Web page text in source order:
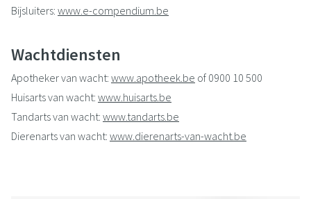
Bijsluiters: www.e-compendium.be
Wachtdiensten
Apotheker van wacht: www.apotheek.be of 0900 10 500
Huisarts van wacht: www.huisarts.be
Tandarts van wacht: www.tandarts.be
Dierenarts van wacht: www.dierenarts-van-wacht.be